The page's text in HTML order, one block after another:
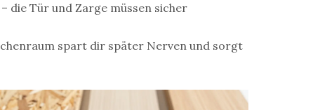
die Tür und Zarge müssen sicher
spart dir später Nerven und sorgt